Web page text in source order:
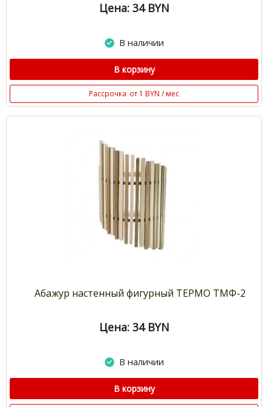
Цена: 34 BYN
В наличии
В корзину
Рассрочка от 1 BYN / мес
Абажур настенный фигурный ТЕРМО ТМФ-2
Цена: 34 BYN
В наличии
В корзину